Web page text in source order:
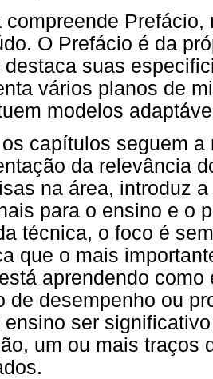
compreende
O Prefácio é da
destaca suas
vários planos de
modelos
capítulos seguem
da relevância
na área, introduz
para o ensino e o
técnica, o foco é
que o mais
aprendendo
de desempenho ou
ensino ser
um ou mais traços